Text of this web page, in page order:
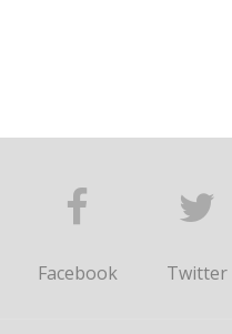
Facebook Twitter